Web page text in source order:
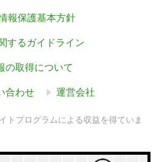
報保護基本方針
するガイドライン
の取得について
合わせ 運営会社
トプログラムによる収益を得ていま